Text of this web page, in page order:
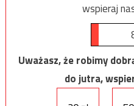
wspieraj
Uważasz, że robimy
do jutra,